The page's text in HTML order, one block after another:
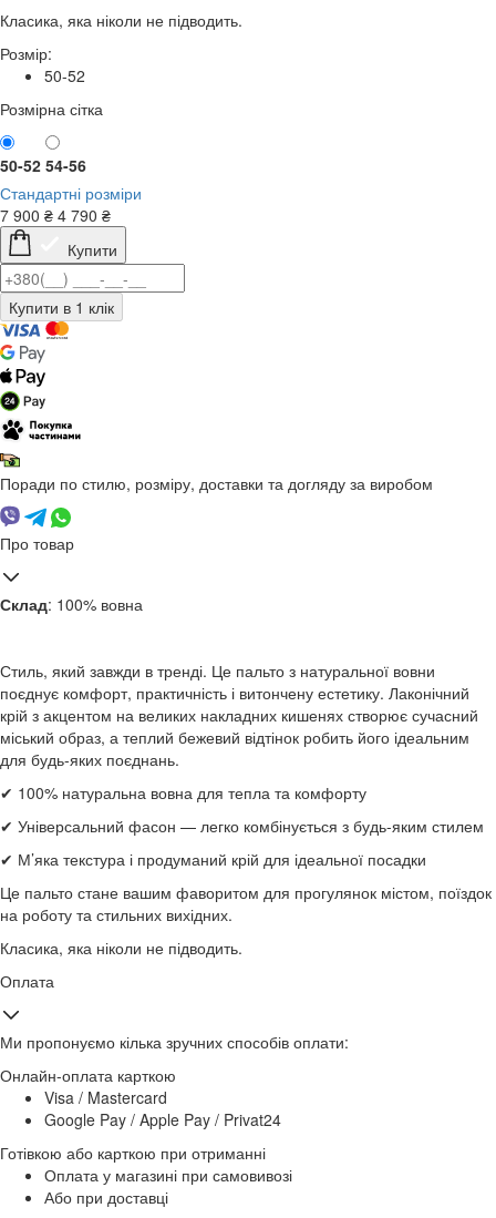
Класика, яка ніколи не підводить.
Розмір:
50-52
Розмірна сітка
50-52 54-56
Стандартні розміри
7 900 ₴ 4 790 ₴
Купити
Поради по стилю, розміру, доставки та догляду за виробом
Про товар
Склад: 100% вовна
Стиль, який завжди в тренді. Це пальто з натуральної вовни
поєднує комфорт, практичність і витончену естетику. Лаконічний
крій з акцентом на великих накладних кишенях створює сучасний
міський образ, а теплий бежевий відтінок робить його ідеальним
для будь-яких поєднань.
✔ 100% натуральна вовна для тепла та комфорту
✔ Універсальний фасон — легко комбінується з будь-яким стилем
✔ М’яка текстура і продуманий крій для ідеальної посадки
Це пальто стане вашим фаворитом для прогулянок містом, поїздок
на роботу та стильних вихідних.
Класика, яка ніколи не підводить.
Оплата
Ми пропонуємо кілька зручних способів оплати:
Онлайн-оплата карткою
Visa / Mastercard
Google Pay / Apple Pay / Privat24
Готівкою або карткою при отриманні
Оплата у магазині при самовивозі
Або при доставці